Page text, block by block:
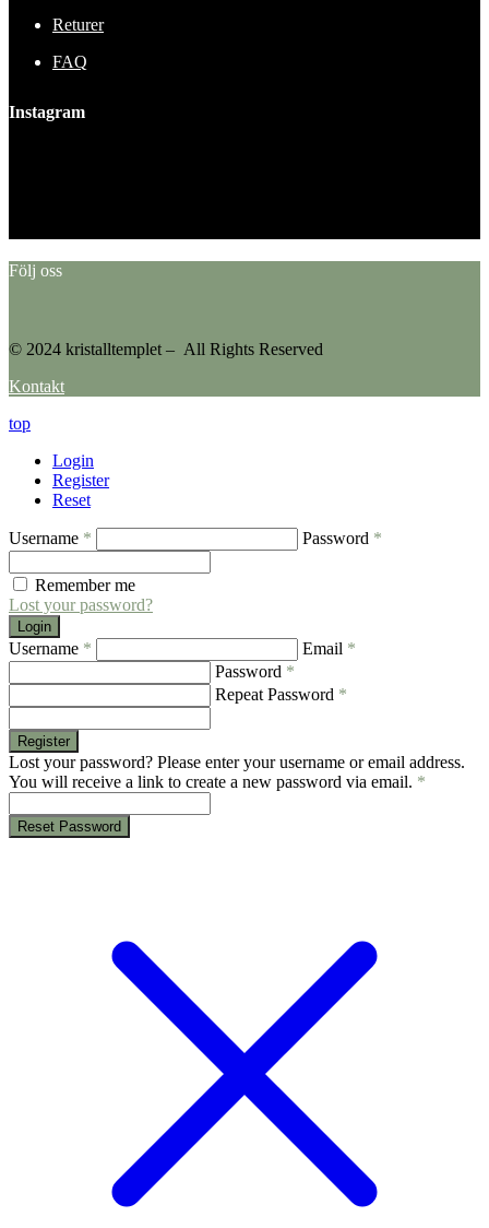
Returer
FAQ
Instagram
Följ oss
© 2024 kristalltemplet – All Rights Reserved
Kontakt
top
Login
Register
Reset
Username * Password *
Remember me
Lost your password?
Login
Username * Email *
Password *
Repeat Password *
Register
Lost your password? Please enter your username or email address.
You will receive a link to create a new password via email. *
Reset Password